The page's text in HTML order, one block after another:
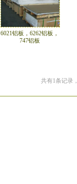
6021铝板，6262铝板，
747铝板
共有1条记录